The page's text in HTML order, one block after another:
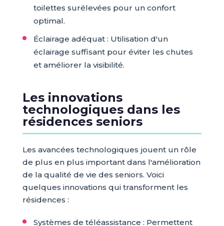
toilettes surélevées pour un confort
optimal.
Éclairage adéquat : Utilisation d'un
éclairage suffisant pour éviter les chutes
et améliorer la visibilité.
Les innovations
technologiques dans les
résidences seniors
Les avancées technologiques jouent un rôle
de plus en plus important dans l'amélioration
de la qualité de vie des seniors. Voici
quelques innovations qui transforment les
résidences :
Systèmes de téléassistance : Permettent